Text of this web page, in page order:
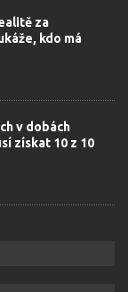
za
kdo má
v dobách
získat 10 z 10